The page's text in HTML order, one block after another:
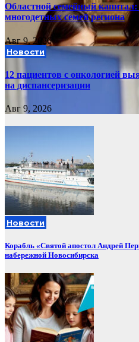
Областной семейный
многодетных семей региона
Авг 9, 2026
Новости
12 пациентов с онкологией
на диспансеризации
Авг 9, 2026
Новости
Корабль «Святой апостол Андрей
набережной Новосибирска